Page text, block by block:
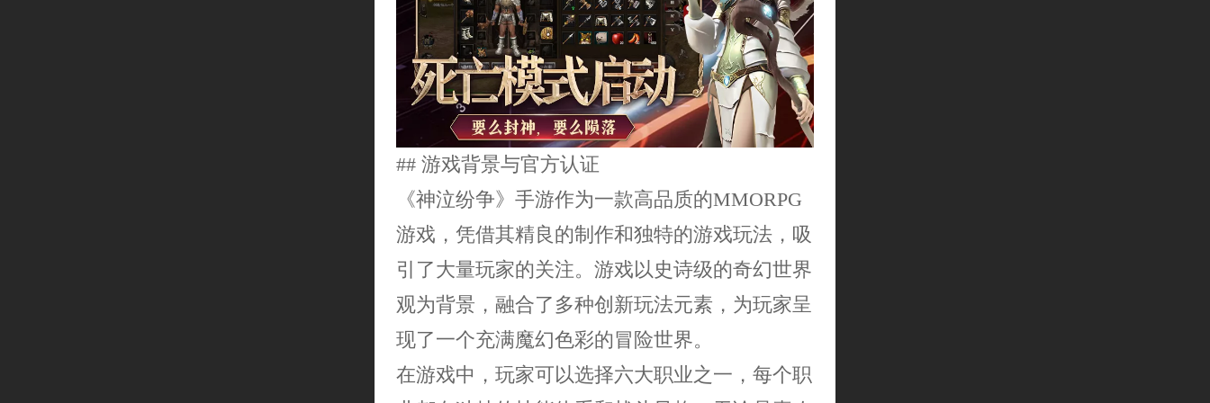
## 游戏背景与官方认证
《神泣纷争》手游作为一款高品质的MMORPG
游戏，凭借其精良的制作和独特的游戏玩法，吸
引了大量玩家的关注。游戏以史诗级的奇幻世界
观为背景，融合了多种创新玩法元素，为玩家呈
现了一个充满魔幻色彩的冒险世界。
在游戏中，玩家可以选择六大职业之一，每个职